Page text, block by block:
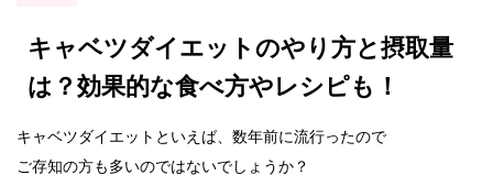
キャベツダイエットのやり方と摂取量
は？効果的な食べ方やレシピも！
キャベツダイエットといえば、数年前に流行ったので
ご存知の方も多いのではないでしょうか？